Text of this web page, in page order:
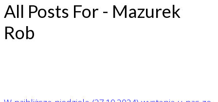
All Posts For - Mazurek
Rob